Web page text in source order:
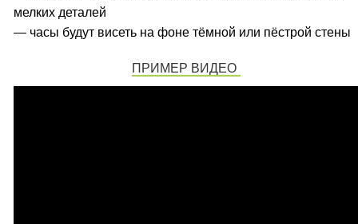
мелких деталей
— часы будут висеть на фоне тёмной или пёстрой стены
ПРИМЕР ВИДЕО